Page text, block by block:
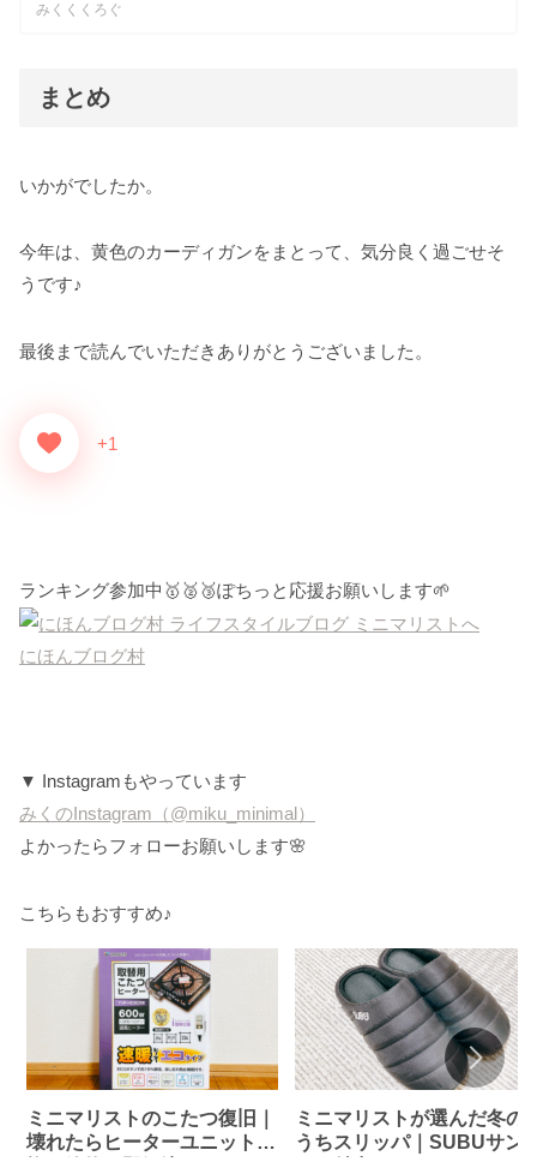
みくくくろぐ
まとめ
いかがでしたか。
今年は、黄色のカーディガンをまとって、気分良く過ごせそ
うです♪
最後まで読んでいただきありがとうございました。
+1
ランキング参加中🥇🥈🥉ぽちっと応援お願いします🌱
にほんブログ村
▼ Instagramもやっています
みくのInstagram（@miku_minimal）
よかったらフォローお願いします🌸
こちらもおすすめ♪
ミニマリストのこたつ復旧｜
壊れたらヒーターユニット交
ミニマリストが選んだ冬の
うちスリッパ｜SUBUサン